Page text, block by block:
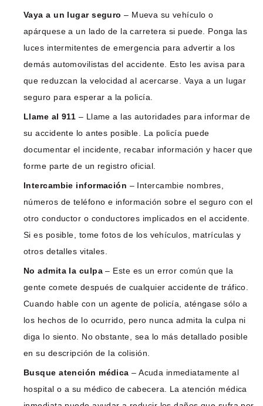
Vaya a un lugar seguro – Mueva su vehículo o
apárquese a un lado de la carretera si puede. Ponga las
luces intermitentes de emergencia para advertir a los
demás automovilistas del accidente. Esto les avisa para
que reduzcan la velocidad al acercarse. Vaya a un lugar
seguro para esperar a la policía.
Llame al 911 – Llame a las autoridades para informar de
su accidente lo antes posible. La policía puede
documentar el incidente, recabar información y hacer que
forme parte de un registro oficial.
Intercambie información – Intercambie nombres,
números de teléfono e información sobre el seguro con el
otro conductor o conductores implicados en el accidente.
Si es posible, tome fotos de los vehículos, matrículas y
otros detalles vitales.
No admita la culpa– Este es un error común que la
gente comete después de cualquier accidente de tráfico.
Cuando hable con un agente de policía, aténgase sólo a
los hechos de lo ocurrido, pero nunca admita la culpa ni
diga lo siento. No obstante, sea lo más detallado posible
en su descripción de la colisión.
Busque atención médica – Acuda inmediatamente al
hospital o a su médico de cabecera. La atención médica